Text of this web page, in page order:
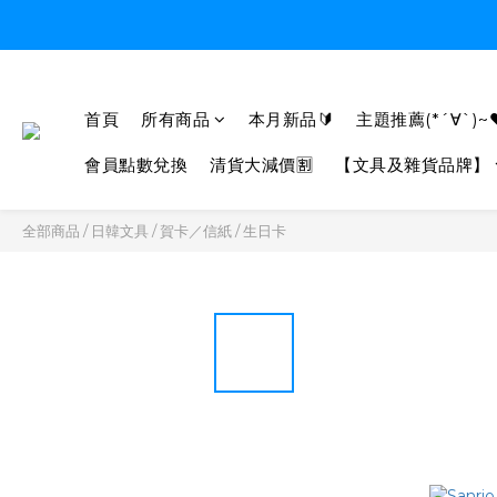
首頁 所有商品 本月新品🔰 主題推薦
會員點數兌換 清貨大減價🈹 【文具及雜貨品牌】
全部商品 / 日韓文具 /賀卡／信紙 /生日卡